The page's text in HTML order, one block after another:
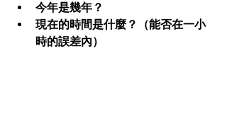
今年是幾年？
現在的時間是什麼？（能否在一小
時的誤差內）